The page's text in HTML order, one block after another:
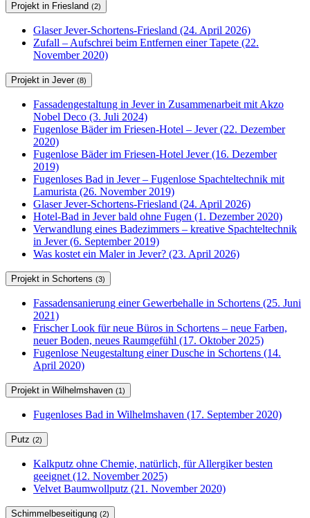
Projekt in Friesland (2)
Glaser Jever-Schortens-Friesland (24. April 2026)
Zufall – Aufschrei beim Entfernen einer Tapete (22.
November 2020)
Projekt in Jever (8)
Fassadengestaltung in Jever in Zusammenarbeit mit Akzo
Nobel Deco (3. Juli 2024)
Fugenlose Bäder im Friesen-Hotel – Jever (22. Dezember
2020)
Fugenlose Bäder im Friesen-Hotel Jever (16. Dezember
2019)
Fugenloses Bad in Jever – Fugenlose Spachteltechnik mit
Lamurista (26. November 2019)
Glaser Jever-Schortens-Friesland (24. April 2026)
Hotel-Bad in Jever bald ohne Fugen (1. Dezember 2020)
Verwandlung eines Badezimmers – kreative Spachteltechnik
in Jever (6. September 2019)
Was kostet ein Maler in Jever? (23. April 2026)
Projekt in Schortens (3)
Fassadensanierung einer Gewerbehalle in Schortens (25. Juni
2021)
Frischer Look für neue Büros in Schortens – neue Farben,
neuer Boden, neues Raumgefühl (17. Oktober 2025)
Fugenlose Neugestaltung einer Dusche in Schortens (14.
April 2020)
Projekt in Wilhelmshaven (1)
Fugenloses Bad in Wilhelmshaven (17. September 2020)
Putz (2)
Kalkputz ohne Chemie, natürlich, für Allergiker besten
geeignet (12. November 2025)
Velvet Baumwollputz (21. November 2020)
Schimmelbeseitigung (2)